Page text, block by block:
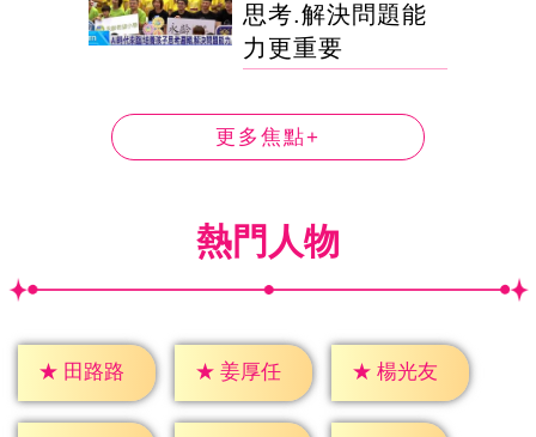
思考.解決問題能
力更重要
更多焦點+
熱門人物
★ 田路路 ★ 姜厚任 ★ 楊光友